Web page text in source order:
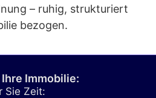
– ruhig, strukturiert
bezogen.
Immobilie:
Sie Zeit: